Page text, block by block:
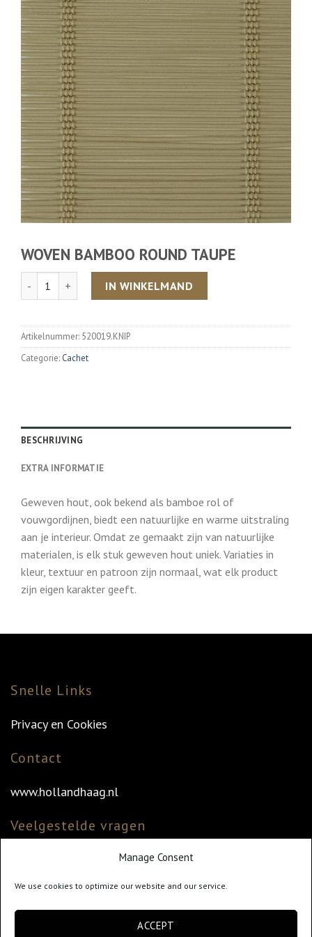
Manage Consent
We use cookies to optimize our website and our service.
ACCEPT
WOVEN BAMBOO ROUND TAUPE
Aantal IN WINKELMAND
Artikelnummer: 520019.KNIP
Categorie: Cachet
BESCHRIJVING
EXTRA INFORMATIE
Geweven hout, ook bekend als bamboe rol of
vouwgordijnen, biedt een natuurlijke en warme uitstraling
aan je interieur. Omdat ze gemaakt zijn van natuurlijke
materialen, is elk stuk geweven hout uniek. Variaties in
kleur, textuur en patroon zijn normaal, wat elk product
zijn eigen karakter geeft.
Snelle Links
Privacy en Cookies
Contact
www.hollandhaag.nl
Veelgestelde vragen
Veelgestelde vragen
Klantenservice